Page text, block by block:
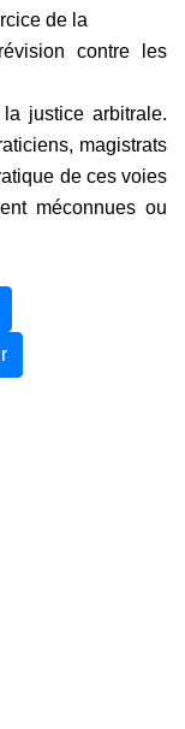
de la
contre les
justice arbitrale.
magistrats
de ces voies
méconnues ou